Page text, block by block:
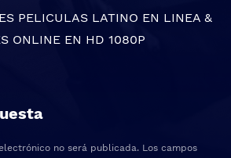
PELICULAS LATINO EN LINEA &
ONLINE EN HD 1080P
no será publicada. Los campos